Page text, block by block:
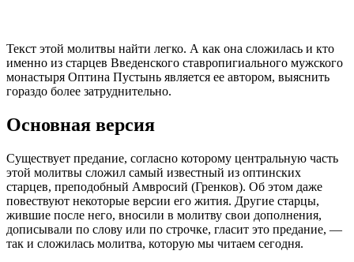
Текст этой молитвы найти легко. А как она сложилась и кто
именно из старцев Введенского ставропигиального мужского
монастыря Оптина Пустынь является ее автором, выяснить
гораздо более затруднительно.
Основная версия
Существует предание, согласно которому центральную часть
этой молитвы сложил самый известный из оптинских
старцев, преподобный Амвросий (Гренков). Об этом даже
повествуют некоторые версии его жития. Другие старцы,
жившие после него, вносили в молитву свои дополнения,
дописывали по слову или по строчке, гласит это предание, —
так и сложилась молитва, которую мы читаем сегодня.